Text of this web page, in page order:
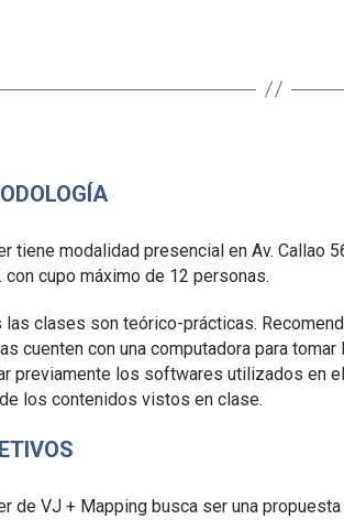
tiene modalidad presencial en Av. Callao
con cupo máximo de 12 personas.
las clases son teórico-prácticas.
cuenten con una computadora para
previamente los softwares utilizados en
los contenidos vistos en clase.
de VJ + Mapping busca ser una